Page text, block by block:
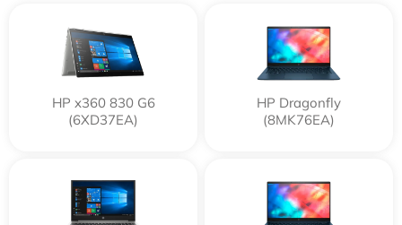
HP x360 830 G6
(6XD37EA)
HP Dragonfly
(8MK76EA)